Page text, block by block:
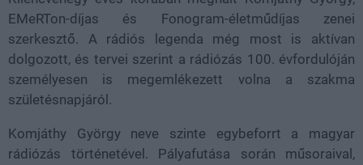
EMeRTon-díjas és Fonogram-életműdíjas zenei
szerkesztő. A rádiós legenda még most is aktívan
dolgozott, és tervei szerint a rádiózás 100. évfordulóján
személyesen is megemlékezett volna a szakma
születésnapjáról.
Komjáthy György neve szinte egybeforrt a magyar
rádiózás történetével. Pályafutása során műsoraival,